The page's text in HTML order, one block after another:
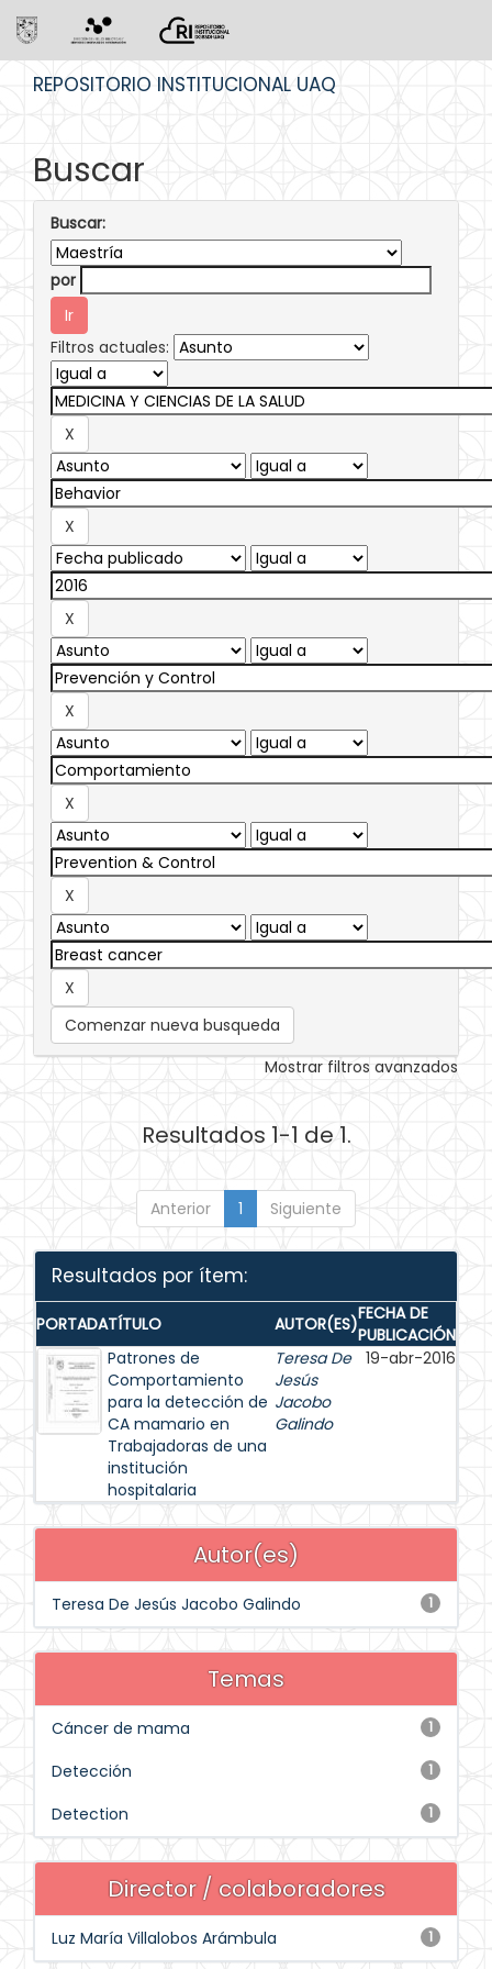
REPOSITORIO INSTITUCIONAL UAQ
Buscar
Buscar:
por
Filtros actuales:
Comenzar nueva busqueda
Mostrar filtros avanzados
Resultados 1-1 de 1.
Anterior 1 Siguiente
Resultados por ítem:
PORTADATÍTULO AUTOR(ES)FECHA DE
PUBLICACIÓN
Patrones de
Comportamiento
para la detección de
CA mamario en
Trabajadoras de una
institución
hospitalaria
Teresa De
Jesús
Jacobo
Galindo
19-abr-2016
Autor(es)
1
Teresa De Jesús Jacobo Galindo
Temas
1
Cáncer de mama
1
Detección
1
Detection
Director / colaboradores
1
Luz María Villalobos Arámbula